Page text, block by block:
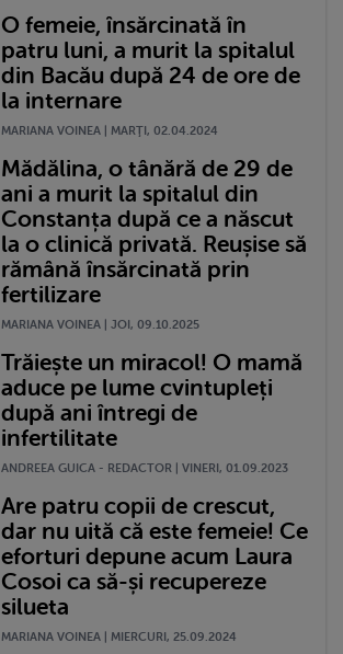
O femeie, însărcinată în
patru luni, a murit la spitalul
din Bacău după 24 de ore de
la internare
MARIANA VOINEA | MARŢI, 02.04.2024
Mădălina, o tânără de 29 de
ani a murit la spitalul din
Constanța după ce a născut
la o clinică privată. Reușise să
rămână însărcinată prin
fertilizare
MARIANA VOINEA | JOI, 09.10.2025
Trăiește un miracol! O mamă
aduce pe lume cvintupleți
după ani întregi de
infertilitate
ANDREEA GUICA - REDACTOR | VINERI, 01.09.2023
Are patru copii de crescut,
dar nu uită că este femeie! Ce
eforturi depune acum Laura
Cosoi ca să-și recupereze
silueta
MARIANA VOINEA | MIERCURI, 25.09.2024